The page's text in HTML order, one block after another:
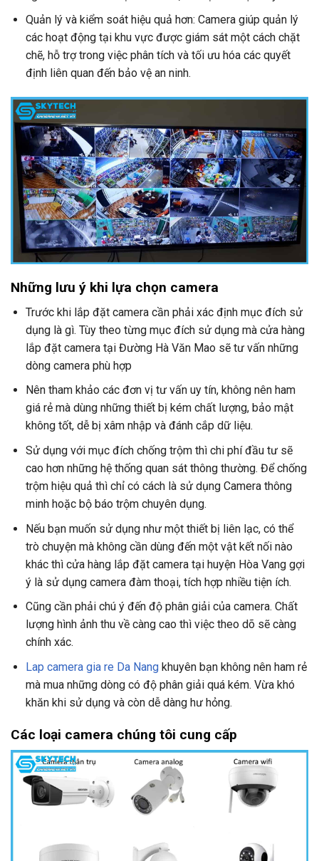
Quản lý và kiểm soát hiệu quả hơn: Camera giúp quản lý
các hoạt động tại khu vực được giám sát một cách chặt
chẽ, hỗ trợ trong việc phân tích và tối ưu hóa các quyết
định liên quan đến bảo vệ an ninh.
Những lưu ý khi lựa chọn camera
Trước khi lắp đặt camera cần phải xác định mục đích sử
dụng là gì. Tùy theo từng mục đích sử dụng mà cửa hàng
lắp đặt camera tại Đường Hà Văn Mao sẽ tư vấn những
dòng camera phù hợp
Nên tham khảo các đơn vị tư vấn uy tín, không nên ham
giá rẻ mà dùng những thiết bị kém chất lượng, bảo mật
không tốt, dễ bị xâm nhập và đánh cắp dữ liệu.
Sử dụng với mục đích chống trộm thì chi phí đầu tư sẽ
cao hơn những hệ thống quan sát thông thường. Để chống
trộm hiệu quả thì chỉ có cách là sử dụng Camera thông
minh hoặc bộ báo trộm chuyên dụng.
Nếu bạn muốn sử dụng như một thiết bị liên lạc, có thể
trò chuyện mà không cần dùng đến một vật kết nối nào
khác thì cửa hàng lắp đặt camera tại huyện Hòa Vang gợi
ý là sử dụng camera đàm thoại, tích hợp nhiều tiện ích.
Cũng cần phải chú ý đến độ phân giải của camera. Chất
lượng hình ảnh thu về càng cao thì việc theo dõ sẽ càng
chính xác.
Lap camera gia re Da Nangkhuyên bạn không nên ham rẻ
mà mua những dòng có độ phân giải quá kém. Vừa khó
khăn khi sử dụng và còn dễ dàng hư hỏng.
Các loại camera chúng tôi cung cấp